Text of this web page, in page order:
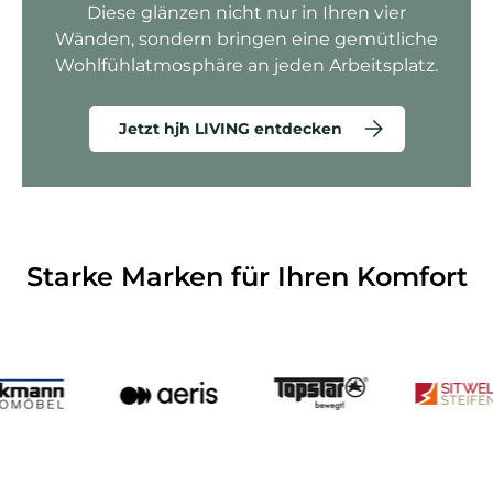
Diese glänzen nicht nur in Ihren vier
Wänden, sondern bringen eine gemütliche
Wohlfühlatmosphäre an jeden Arbeitsplatz.
Jetzt hjh LIVING entdecken
Starke Marken für Ihren Komfort